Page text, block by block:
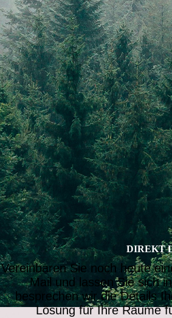
DIREKT
Vereinbaren Sie noch heute
Mail und lassen Sie sich
besprechen wir die Details
Lösung für Ihre Räume